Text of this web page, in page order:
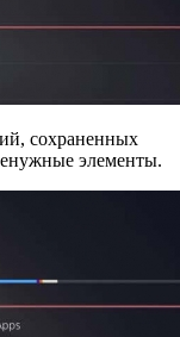
сохраненных
элементы.